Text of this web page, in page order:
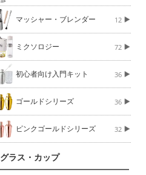
マッシャー・ブレンダー 12
ミクソロジー 72
初心者向け入門キット 36
ゴールドシリーズ 36
ピンクゴールドシリーズ 32
グラス・カップ